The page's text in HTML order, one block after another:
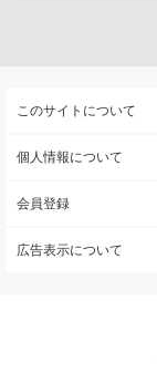
このサイトについて
個人情報について
会員登録
広告表示について